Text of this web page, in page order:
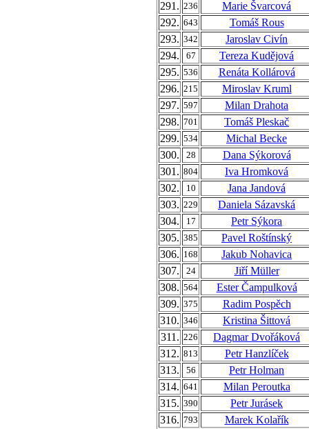
291. 236
Marie Švarcová
292. 643
Tomáš Rous
293. 342
Jaroslav Civín
294.
67
Tereza Kudějová
295. 536
Renáta Kollárová
296. 215
Miroslav Kruml
297. 597
Milan Drahota
298. 701
Tomáš Pleskač
299. 534
Michal Becke
300.
28
Dana Sýkorová
301. 804
Iva Hromková
302.
10
Jana Jandová
303. 229
Daniela Sázavská
304.
17
Petr Sýkora
305. 385
Pavel Roštínský
306. 168
Jakub Nohavica
307.
24
Jiří Müller
308. 564
Ester Čampulková
309. 375
Radim Pospěch
310. 346
Kristina Šittová
311. 226
Dagmar Dvořáková
312. 813
Petr Hanzlíček
313.
56
Petr Holman
314. 641
Milan Peroutka
315. 390
Petr Jurásek
316. 793
Marek Kolařík